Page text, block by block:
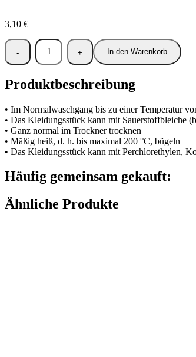
3,10 €
In den Warenkorb
Produktbeschreibung
• Im Normalwaschgang bis zu einer Temperatur
• Das Kleidungsstück kann mit Sauerstoffbleiche
• Ganz normal im Trockner trocknen
• Mäßig heiß, d. h. bis maximal 200 °C, bügeln
• Das Kleidungsstück kann mit Perchlorethylen,
Häufig gemeinsam gekauft:
Ähnliche Produkte